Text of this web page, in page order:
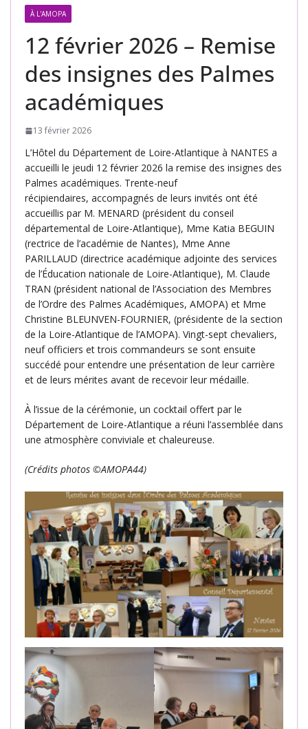
À L'AMOPA
12 février 2026 – Remise
des insignes des Palmes
académiques
13 février 2026
L’Hôtel du Département de Loire-Atlantique à NANTES a
accueilli le jeudi 12 février 2026 la remise des insignes des
Palmes académiques. Trente-neuf
récipiendaires, accompagnés de leurs invités ont été
accueillis par M. MENARD (président du conseil
départemental de Loire-Atlantique), Mme Katia BEGUIN
(rectrice de l’académie de Nantes), Mme Anne
PARILLAUD (directrice académique adjointe des services
de l’Éducation nationale de Loire-Atlantique), M. Claude
TRAN (président national de l’Association des Membres
de l’Ordre des Palmes Académiques, AMOPA) et Mme
Christine BLEUNVEN-FOURNIER, (présidente de la section
de la Loire-Atlantique de l’AMOPA). Vingt-sept chevaliers,
neuf officiers et trois commandeurs se sont ensuite
succédé pour entendre une présentation de leur carrière
et de leurs mérites avant de recevoir leur médaille.
À l’issue de la cérémonie, un cocktail offert par le
Département de Loire-Atlantique a réuni l’assemblée dans
une atmosphère conviviale et chaleureuse.
(Crédits photos ©AMOPA44)